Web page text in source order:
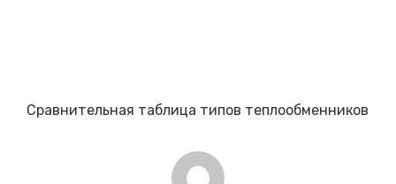
Сравнительная таблица типов теплообменников